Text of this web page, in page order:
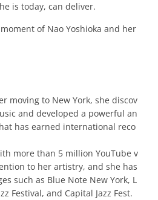
is today, can deliver.
of Nao Yoshioka and her
moving to New York, she discov
and developed a powerful an
has earned international reco
more than 5 million YouTube v
to her artistry, and she has
such as Blue Note New York, L
Festival, and Capital Jazz Fest.